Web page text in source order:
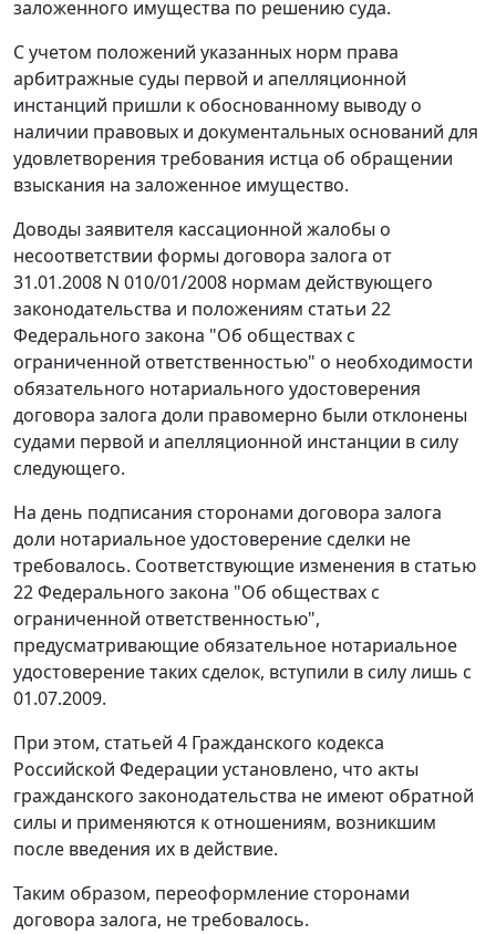
заложенного имущества по решению суда.
С учетом положений указанных норм права
арбитражные суды первой и апелляционной
инстанций пришли к обоснованному выводу о
наличии правовых и документальных оснований для
удовлетворения требования истца об обращении
взыскания на заложенное имущество.
Доводы заявителя кассационной жалобы о
несоответствии формы договора залога от
31.01.2008 N 010/01/2008 нормам действующего
законодательства и положениям статьи 22
Федерального закона "Об обществах с
ограниченной ответственностью" о необходимости
обязательного нотариального удостоверения
договора залога доли правомерно были отклонены
судами первой и апелляционной инстанции в силу
следующего.
На день подписания сторонами договора залога
доли нотариальное удостоверение сделки не
требовалось. Соответствующие изменения в статью
22Федерального закона "Об обществах с
ограниченной ответственностью",
предусматривающие обязательное нотариальное
удостоверение таких сделок, вступили в силу лишь с
01.07.2009.
При этом, статьей 4 Гражданского кодекса
Российской Федерации установлено, что акты
гражданского законодательства не имеют обратной
силы и применяются к отношениям, возникшим
после введения их в действие.
Таким образом, переоформление сторонами
договора залога, не требовалось.